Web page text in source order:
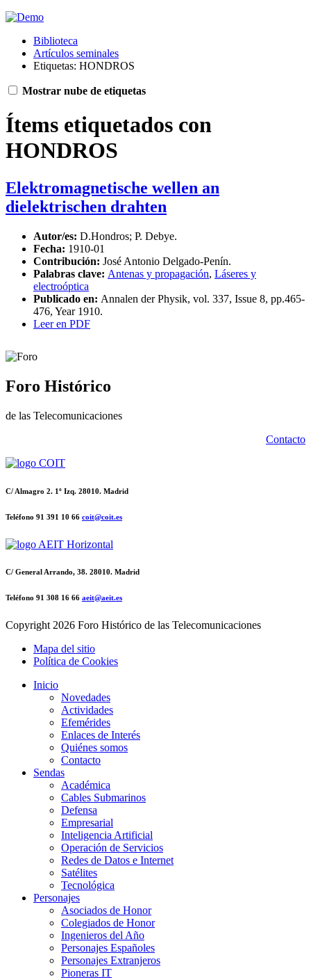
Biblioteca
Artículos seminales
Etiquetas: HONDROS
Mostrar nube de etiquetas
Ítems etiquetados con
HONDROS
Elektromagnetische wellen an
dielektrischen drahten
Autor/es: D.Hondros; P. Debye.
Fecha: 1910-01
Contribución: José Antonio Delgado-Penín.
Palabras clave: Antenas y propagación, Láseres y
electroóptica
Publicado en: Annalen der Physik, vol. 337, Issue 8, pp.465-
476, Year 1910.
Leer en PDF
Foro Histórico
de las Telecomunicaciones
Contacto
C/ Almagro 2. 1º Izq. 28010. Madrid
Teléfono 91 391 10 66 coit@coit.es
C/ General Arrando, 38. 28010. Madrid
Teléfono 91 308 16 66 aeit@aeit.es
Copyright2026 Foro Histórico de las Telecomunicaciones
Mapa del sitio
Política de Cookies
Inicio
Novedades
Actividades
Efemérides
Enlaces de Interés
Quiénes somos
Contacto
Sendas
Académica
Cables Submarinos
Defensa
Empresarial
Inteligencia Artificial
Operación de Servicios
Redes de Datos e Internet
Satélites
Tecnológica
Personajes
Asociados de Honor
Colegiados de Honor
Ingenieros del Año
Personajes Españoles
Personajes Extranjeros
Pioneras IT